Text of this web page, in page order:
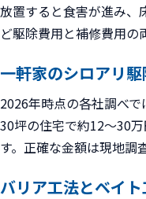
放置すると食害が進み、
ど駆除費用と補修費用
一軒家のシロアリ
2026年時点の各社調べ
30坪の住宅で約12〜30
す。正確な金額は現地調
バリア工法とベイ